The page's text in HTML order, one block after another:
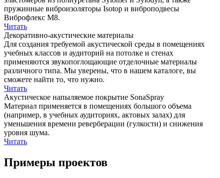
пружинные виброизоляторы Isotop и виброподвесы
Виброфлекс М8.
Читать
Декоративно-акустические материалы
Для создания требуемой акустической среды в помещениях
учебных классов и аудиторий на потолке и стенах
применяются звукопоглощающие отделочные материалы
различного типа. Мы уверены, что в нашем каталоге, вы
сможете найти то, что нужно.
Читать
Акустическое напыляемое покрытие SonaSpray
Материал применяется в помещениях большого объема
(например, в учебных аудиториях, актовых залах) для
уменьшения времени реверберации (гулкости) и снижения
уровня шума.
Читать
Примеры проектов